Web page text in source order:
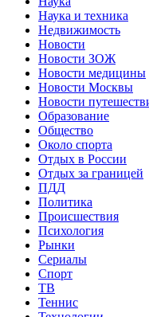
Наука и техника
Недвижимость
Новости
Новости ЗОЖ
Новости медицины
Новости Москвы
Новости
Образование
Общество
Около спорта
Отдых в России
Отдых за границей
ПДД
Политика
Происшествия
Психология
Рынки
Сериалы
Спорт
ТВ
Теннис